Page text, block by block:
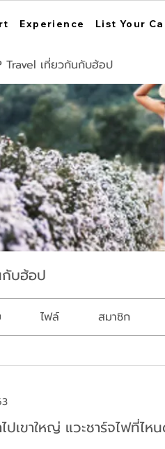
Experience List Your
Travel เที่ยวกันกับฮ้อป
กับฮ้อป
ไฟล์ สมาชิก
เขาใหญ่ แวะชาร์จไฟที่ไห